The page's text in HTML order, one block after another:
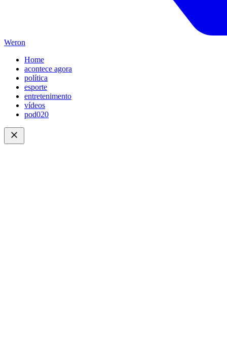
Weron
Home
acontece agora
política
esporte
entretenimento
vídeos
pod020